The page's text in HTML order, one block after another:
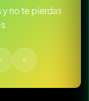
y no te pierdas